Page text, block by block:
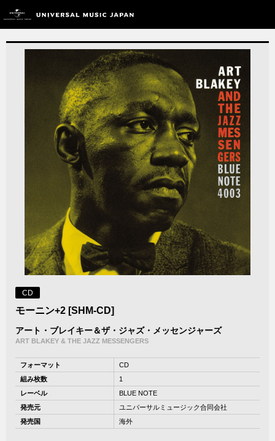
CD
モーニン+2 [SHM-CD]
アート・ブレイキー＆ザ・ジャズ・メッセンジャーズ
ART BLAKEY & THE JAZZ MESSENGERS
フォーマット
CD
組み枚数
1
レーベル
BLUE NOTE
発売元
ユニバーサルミュージック合同会社
発売国
海外